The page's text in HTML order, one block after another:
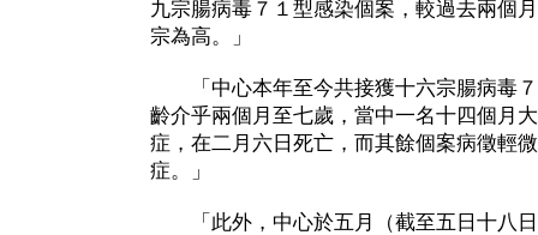
九宗腸病毒７１型感染個案，較過去兩個
宗為高。」
「中心本年至今共接獲十六宗腸病毒７
齡介乎兩個月至七歲，當中一名十四個月
症，在二月六日死亡，而其餘個案病徵輕
症。」
「此外，中心於五月（截至五日十八日